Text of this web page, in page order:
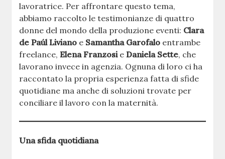
lavoratrice. Per affrontare questo tema,
abbiamo raccolto le testimonianze di quattro
donne del mondo della produzione eventi: Clara
de Paúl Liviano e Samantha Garofalo entrambe
freelance,Elena FranzosieDaniela Sette, che
lavorano invece in agenzia. Ognuna di loro ci ha
raccontato la propria esperienza fatta di sfide
quotidiane ma anche di soluzioni trovate per
conciliare il lavoro con la maternità.
Una sfida quotidiana